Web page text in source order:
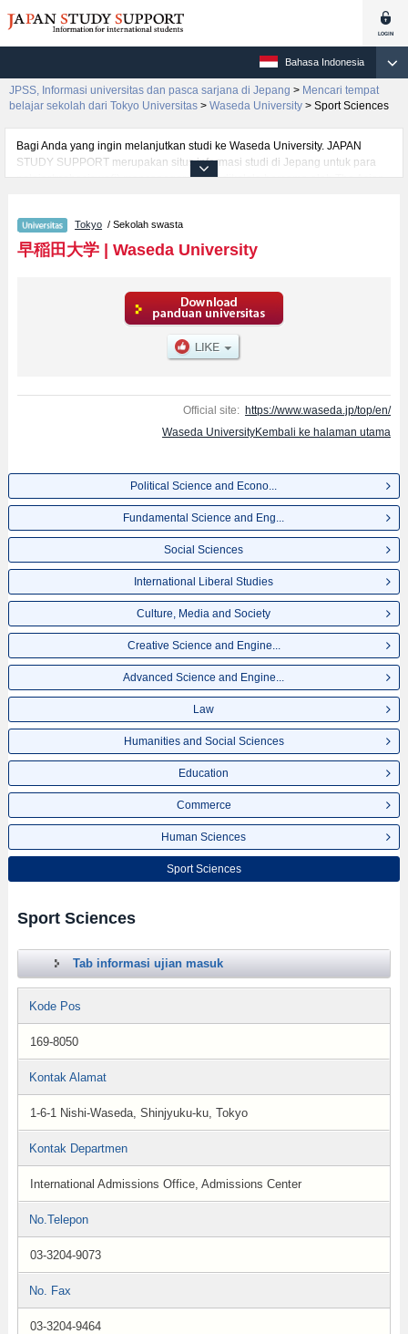
Bahasa Indonesia
JPSS, Informasi universitas dan pasca sarjana di Jepang > Mencari tempat
belajar sekolah dari Tokyo Universitas > Waseda University > Sport Sciences
Bagi Anda yang ingin melanjutkan studi ke Waseda University. JAPAN
STUDY SUPPORT merupakan situs informasi studi di Jepang untuk para
pelajar/mahasiswa(i) mancanegara yang dikelola bersama oleh The Asian
EconomicsatauFakultas Fundamental Science and
EngineeringatauFakultas Social SciencesatauFakultas International Liberal
StudiesatauFakultas Culture, Media and SocietyatauFakultas Creative
EngineeringatauFakultas LawatauFakultas Humanities and Social
SciencesatauFakultas EducationatauFakultas CommerceatauFakultas
Human SciencesatauFakultas Sport Sciences, Waseda University. Bagi
yang mencari informasi melanjutkan studi ke Waseda University, silakan
memanfaatkannya. Selain itu, kami juga menyediakan informasi sekitar
siap menerima mahasiswa(i) mancanegara.
Tokyo / Sekolah swasta
早稲田大学| Waseda University
Official site: https://www.waseda.jp/top/en/
Waseda UniversityKembali ke halaman utama
Political Science and Econo...
Fundamental Science and Eng...
Social Sciences
International Liberal Studies
Culture, Media and Society
Creative Science and Engine...
Advanced Science and Engine...
Law
Humanities and Social Sciences
Education
Commerce
Human Sciences
Sport Sciences
Sport Sciences
Tab informasi ujian masuk
Kode Pos
169-8050
Kontak Alamat
1-6-1 Nishi-Waseda, Shinjyuku-ku, Tokyo
Kontak Departmen
International Admissions Office, Admissions Center
No.Telepon
03-3204-9073
No. Fax
03-3204-9464